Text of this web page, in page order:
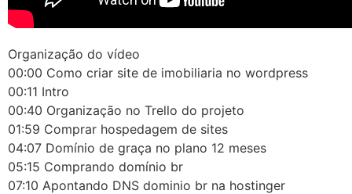
Organização do vídeo
00:00 Como criar site de imobiliaria no wordpress
00:11 Intro
00:40 Organização no Trello do projeto
01:59 Comprar hospedagem de sites
04:07 Domínio de graça no plano 12 meses
05:15 Comprando domínio br
07:10 Apontando DNS dominio br na hostinger